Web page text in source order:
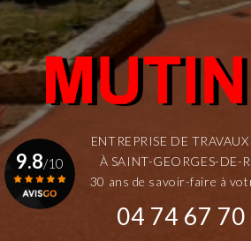
ENTREPRISE DE
À SAINT-GEORGES-DE-
30 ans de savoir-faire à
04 74 67 70
9.8/10